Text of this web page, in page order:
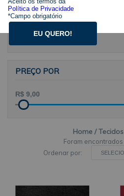
MARCAS
SANTA FÉ
PREÇO POR
Home Tecidos
Ordenar por:
Política de Privacidade
*Campo obrigatório
EU QUERO!